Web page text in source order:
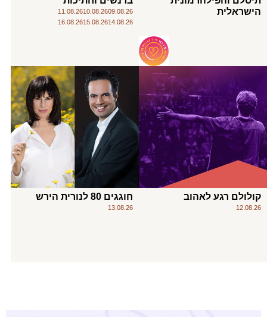
הישראלית
09.08.26
10.08.26
11.08.26
14.08.26
15.08.26
16.08.26
קולולם רגע לאהוב
12.08.26
חוגגים 80 לנורית הירש
13.08.26